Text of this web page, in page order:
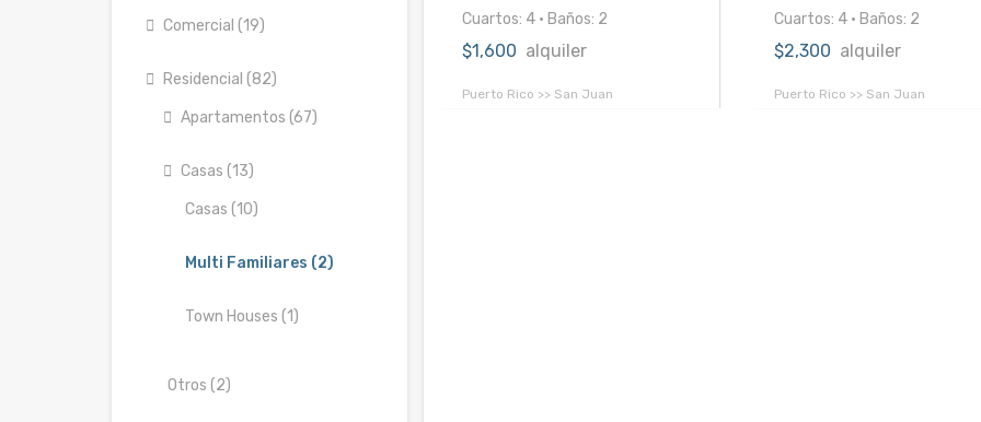
Comercial (19)
Residencial (82)
Apartamentos (67)
Casas (13)
Casas (10)
Multi Familiares (2)
Town Houses (1)
Otros (2)
Cuartos: 4 • Baños: 2
$1,600 alquiler
Puerto Rico >> San Juan
Cuartos: 4 • Baños: 2
$2,300 alquiler
Puerto Rico >> San Juan